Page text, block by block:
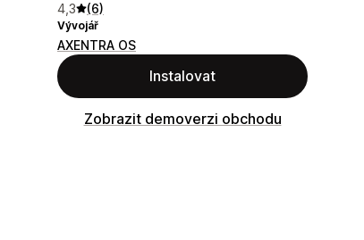
4,3 (6)
Vývojář
AXENTRA OS
Instalovat
Zobrazit demoverzi obchodu